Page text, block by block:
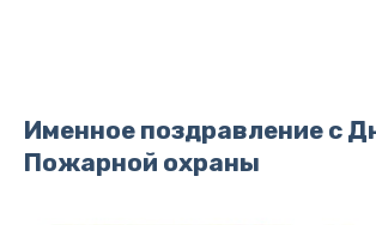
Именное поздравление с
Пожарной охраны